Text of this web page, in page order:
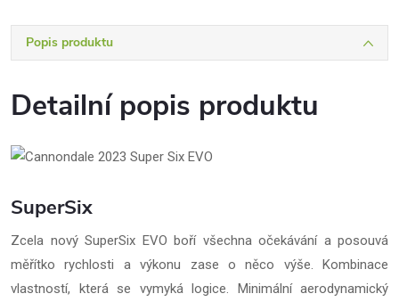
Popis produktu
Detailní popis produktu
SuperSix
Zcela nový SuperSix EVO boří všechna očekávání a posouvá
měřítko rychlosti a výkonu zase o něco výše. Kombinace
vlastností, která se vymyká logice. Minimální aerodynamický